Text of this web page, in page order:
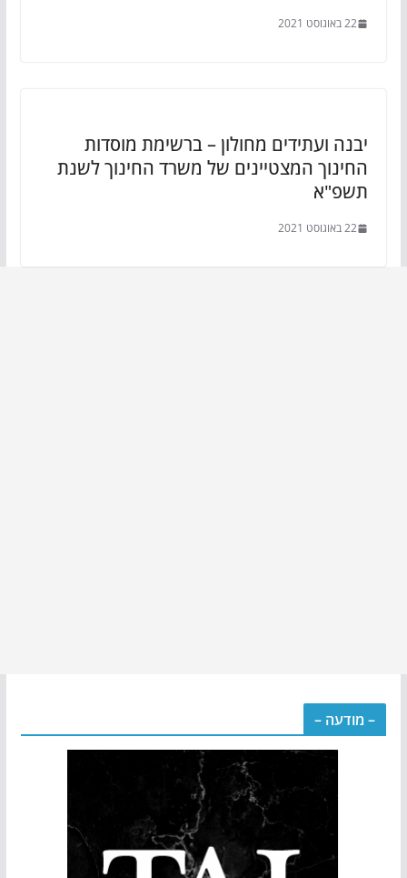
22 באוגוסט 2021
יבנה ועתידים מחולון – ברשימת מוסדות
החינוך המצטיינים של משרד החינוך לשנת
תשפ"א
22 באוגוסט 2021
– מודעה –